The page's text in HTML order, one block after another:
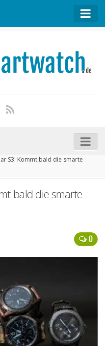
S3: Kommt bald die smarte
bald die smarte
0